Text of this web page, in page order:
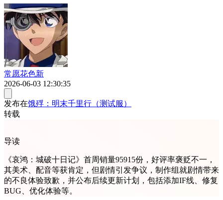
常愿花色新
2026-06-03 12:30:35
发布在饿殍：明末千里行（测试服）
转载
导读
《哀鸿：城破十日记》首周销量95915份，好评率褒贬不一，
其美术、配音等获肯定，但剧情引发争议，制作组就剧情带来
的不良体验致歉，并公布后续更新计划，包括添加IF线、修复
BUG、优化体验等。